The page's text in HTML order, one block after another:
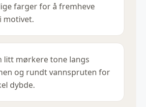
farger for å fremheve
motivet.
litt mørkere tone langs
og rundt vannspruten for
dybde.